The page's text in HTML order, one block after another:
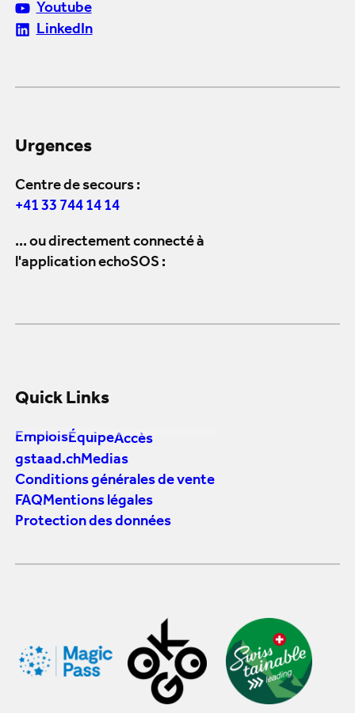
Youtube
LinkedIn
Urgences
Centre de secours :
+41 33 744 14 14
... ou directement connecté à
l'application echoSOS :
Quick Links
EmploisÉquipeAccès
gstaad.chMedias
Conditions générales de vente
FAQMentions légales
Protection des données